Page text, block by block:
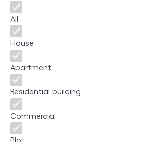
Property type
All
House
Apartment
Residential building
Commercial